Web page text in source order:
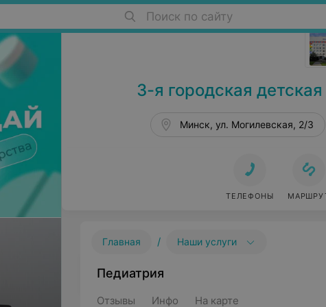
Поиск по сайту
Детские поликлиники в Минске
3-я городская
Минск, ул. Могилевская, 2/3
ТЕЛЕФОНЫ
Главная / Наши услуги
Педиатрия
Отзывы Инфо На карте